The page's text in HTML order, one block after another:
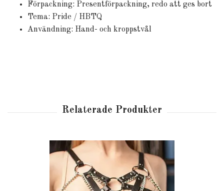
Förpackning: Presentförpackning, redo att ges bort
Tema: Pride / HBTQ
Användning: Hand- och kroppstvål